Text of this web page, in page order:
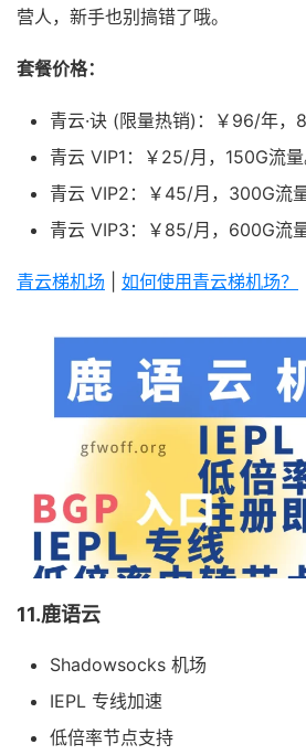
营人，新手也别搞错了哦。
套餐价格：
青云·诀 (限量热销)：￥96/年，
青云 VIP1：￥25/月，150G流量
青云 VIP2：￥45/月，300G流量
青云 VIP3：￥85/月，600G流量
青云梯机场 如何使用青云梯机场？
11.鹿语云
Shadowsocks 机场
IEPL 专线加速
低倍率节点支持